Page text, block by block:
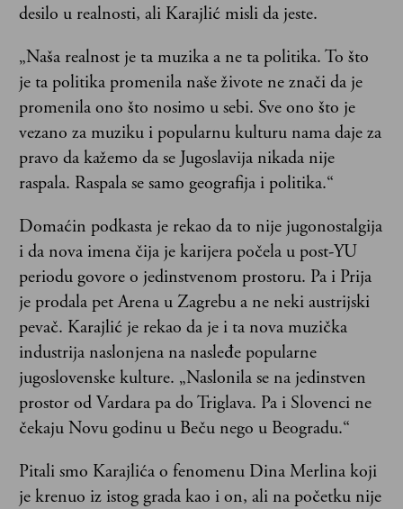
desilo u realnosti, ali Karajlić misli da jeste.
„Naša realnost je ta muzika a ne ta politika. To što
je ta politika promenila naše živote ne znači da je
promenila ono što nosimo u sebi. Sve ono što je
vezano za muziku i popularnu kulturu nama daje za
pravo da kažemo da se Jugoslavija nikada nije
raspala. Raspala se samo geografija i politika.“
Domaćin podkasta je rekao da to nije jugonostalgija
i da nova imena čija je karijera počela u post-YU
periodu govore o jedinstvenom prostoru. Pa i Prija
je prodala pet Arena u Zagrebu a ne neki austrijski
pevač. Karajlić je rekao da je i ta nova muzička
industrija naslonjena na nasleđe popularne
jugoslovenske kulture. „Naslonila se na jedinstven
prostor od Vardara pa do Triglava. Pa i Slovenci ne
čekaju Novu godinu u Beču nego u Beogradu.“
Pitali smo Karajlića o fenomenu Dina Merlina koji
je krenuo iz istog grada kao i on, ali na početku nije